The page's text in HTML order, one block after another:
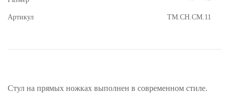
Артикул TM.CH.CM.11
Стул на прямых ножках выполнен в современном стиле.